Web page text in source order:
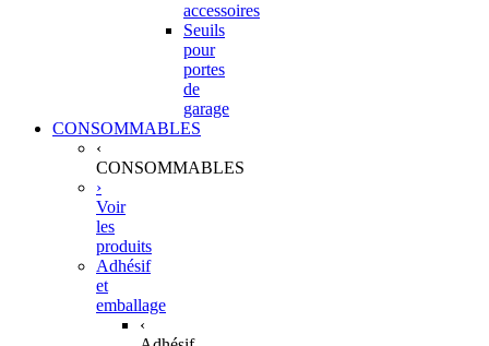
accessoires
Seuils
pour
portes
de
garage
CONSOMMABLES
‹
CONSOMMABLES
›
Voir
les
produits
Adhésif
et
emballage
‹